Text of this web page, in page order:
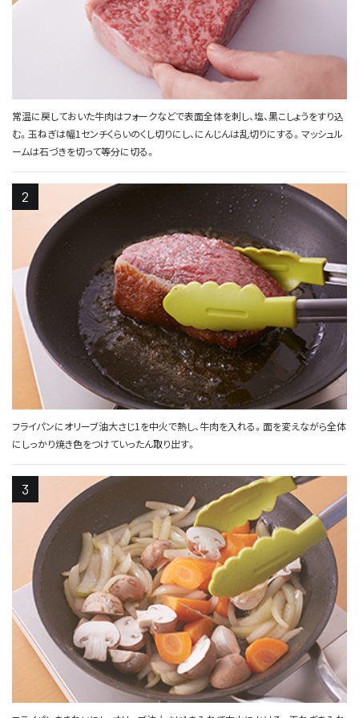
常温に戻しておいた牛肉はフォークなどで表面全体を刺し、塩、黒こしょうをすり込
む。玉ねぎは幅1センチくらいのくし切りにし、にんじんは乱切りにする。マッシュル
ームは石づきを切って等分に切る。
フライパンにオリーブ油大さじ1を中火で熱し、牛肉を入れる。面を変えながら全体
にしっかり焼き色をつけていったん取り出す。